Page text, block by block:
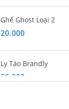
Ghế Ghost Loại 2
20.000
Ly Táo Brandly
20.000